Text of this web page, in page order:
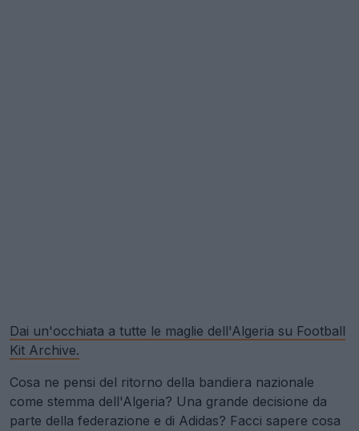
Dai un'occhiata a tutte le maglie dell'Algeria su Football
Kit Archive.
Cosa ne pensi del ritorno della bandiera nazionale
come stemma dell'Algeria? Una grande decisione da
parte della federazione e di Adidas? Facci sapere cosa